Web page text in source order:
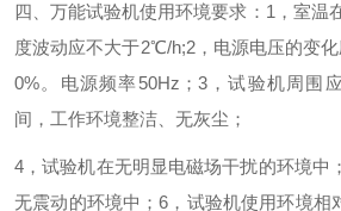
四、万能试验机使用环境要求： 1 ，室温
度波动应不大于2℃/h;2， 电源电压的变
0%。电源频率50Hz ； 3，试验机周围
间，工作环境整洁、无灰尘；
4 ，试验机在无明显电磁场干扰的环境中；
无震动的环境中；6 ，试验机使用环境相